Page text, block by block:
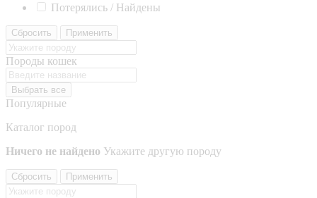
Потерялись / Найдены
Сбросить Применить
Породы кошек
Выбрать все
Популярные
Каталог пород
Ничего не найдено Укажите другую породу
Сбросить Применить